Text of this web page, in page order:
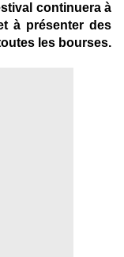
continuera à
à présenter des
les bourses.